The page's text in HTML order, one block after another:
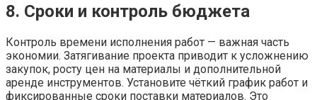
8. Сроки и контроль бюджета
Контроль времени исполнения работ — важная часть
экономии. Затягивание проекта приводит к усложнению
закупок, росту цен на материалы и дополнительной
аренде инструментов. Установите чёткий график работ и
фиксированные сроки поставки материалов. Это